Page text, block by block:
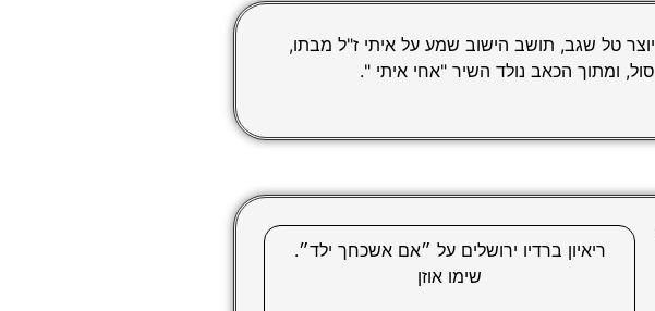
יוצר טל שגב, תושב הישוב שמע על איתי ז"ל מבתו,
סול, ומתוך הכאב נולד השיר "אחי איתי ".
ריאיון ברדיו ירושלים על ״אם אשכחך ילד״.
שימו אוזן